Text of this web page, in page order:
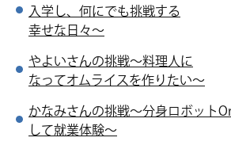
入学し、何にでも挑戦する
幸せな日々～
やよいさんの挑戦～料理人に
なってオムライスを作りたい～
かなみさんの挑戦～分身ロボット
して就業体験～